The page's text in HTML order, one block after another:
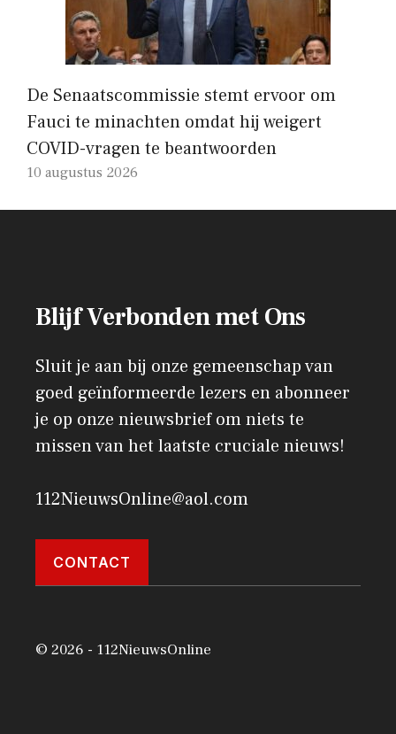
De Senaatscommissie stemt ervoor om
Fauci te minachten omdat hij weigert
COVID-vragen te beantwoorden
10 augustus 2026
Blijf Verbonden met Ons
Sluit je aan bij onze gemeenschap van
goed geïnformeerde lezers en abonneer
je op onze nieuwsbrief om niets te
missen van het laatste cruciale nieuws!
112NieuwsOnline@aol.com
CONTACT
© 2026 - 112NieuwsOnline